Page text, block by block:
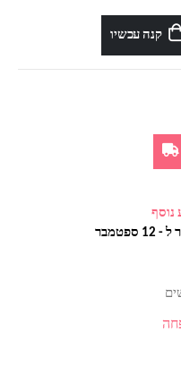
קנה עכשיו
נוסף